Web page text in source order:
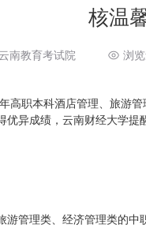
核温
南教育考试院 浏
高职本科酒店管理、旅游
异成绩，云南财经大学
游管理类、经济管理类的中